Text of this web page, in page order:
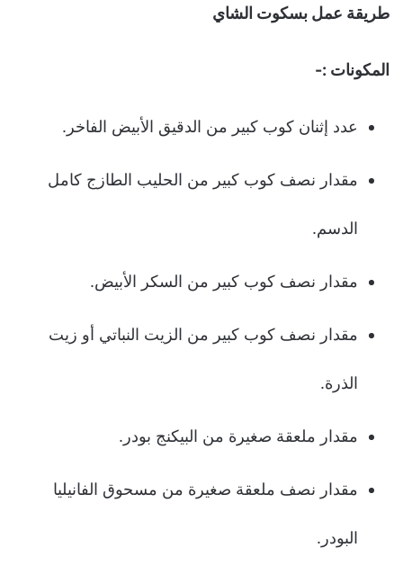
طريقة عمل بسكوت الشاي
المكونات :-
عدد إثنان كوب كبير من الدقيق الأبيض الفاخر.
مقدار نصف كوب كبير من الحليب الطازج كامل
الدسم.
مقدار نصف كوب كبير من السكر الأبيض.
مقدار نصف كوب كبير من الزيت النباتي أو زيت
الذرة.
مقدار ملعقة صغيرة من البيكنج بودر.
مقدار نصف ملعقة صغيرة من مسحوق الفانيليا
البودر.